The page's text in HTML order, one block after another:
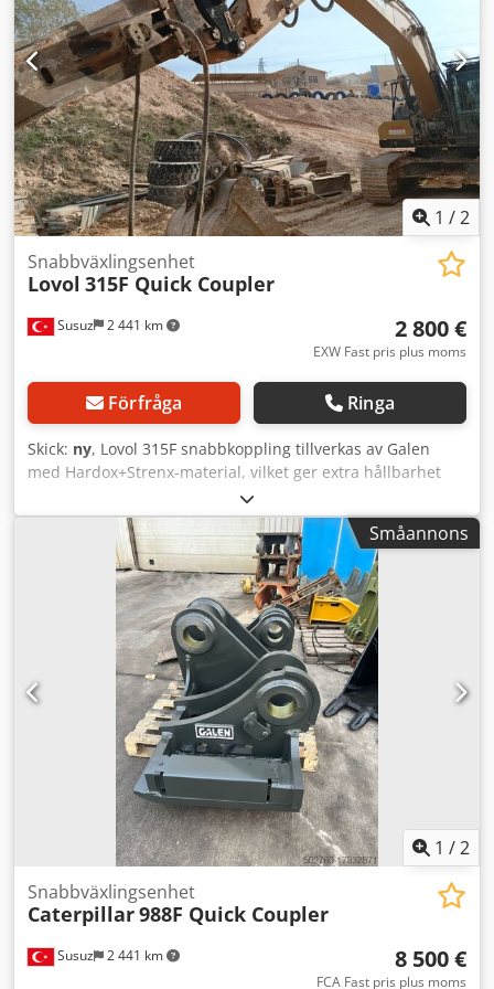
entreprenadmaskiner. Vi är auktoriserad återförsäljare och
servicepartner för Mercedes-Benz. Vi är auktoriserad
återförsäljare och servicepartner för Iveco. Dessutom är vi
med 800 begagnade fordon en av de största
återförsäljarna av nyttofordon i Tyskland. Vi levererar hela
OilQuick-sortimentet! Med reservation för felskrivningar
och mellanförsäljning! = Ytterligare information =
Användningsområde: Byggnation Kontakta Marius Herden
för mer information.
1 /2
Susuz 2 441 km
Snabbväxlingsenhet
Lovol 315F Quick Coupler
2 800 €
EXW Fast pris plus moms
Förfråga Ringa
Skick: ny, Lovol 315F snabbkoppling tillverkas av Galen
med Hardox+Strenx-material, vilket ger extra hållbarhet
mot slitage och sprickbildning. Chodpey Rf D Njfx Amzja
För detaljerad information och förfrågningar, vänligen
kontakta oss.
Småannons
1 /2
Susuz 2 441 km
Snabbväxlingsenhet
Caterpillar988F Quick Coupler
8 500 €
FCA Fast pris plus moms